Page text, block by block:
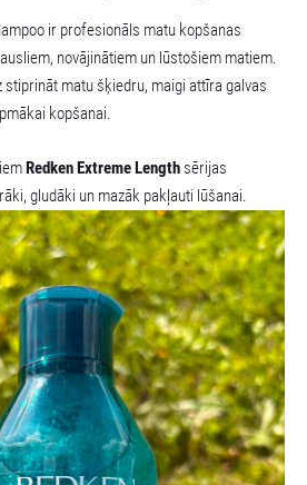
ir profesionāls matu kopšanas
novājinātiem un lūstošiem matiem.
matu šķiedru, maigi attīra galvas
kopšanai.
Redken Extreme Length sērijas
gludāki un mazāk pakļauti lūšanai.